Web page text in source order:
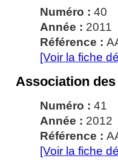
Numéro : 40
Année : 2011
Référence :
[Voir la fiche
Association
Numéro : 41
Année : 2012
Référence :
[Voir la fiche